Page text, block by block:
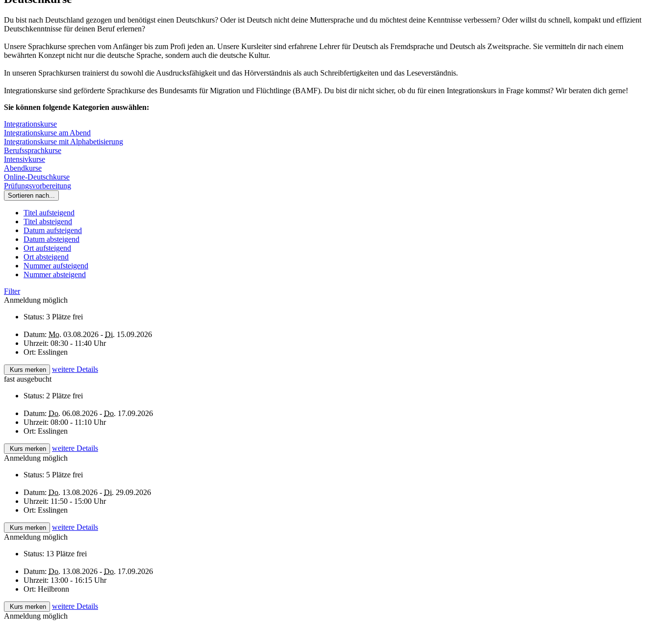
Du bist nach Deutschland gezogen und benötigst einen Deutschkurs? Oder ist Deutsch nicht deine Muttersprache und du möchtest deine Kenntnisse verbessern? Oder willst du schnell, kompakt und effizient
Deutschkenntnisse für deinen Beruf erlernen?
Unsere Sprachkurse sprechen vom Anfänger bis zum Profi jeden an. Unsere Kursleiter sind erfahrene Lehrer für Deutsch als Fremdsprache und Deutsch als Zweitsprache. Sie vermitteln dir nach einem
bewährten Konzept nicht nur die deutsche Sprache, sondern auch die deutsche Kultur.
In unseren Sprachkursen trainierst du sowohl die Ausdrucksfähigkeit und das Hörverständnis als auch Schreibfertigkeiten und das Leseverständnis.
Integrationskurse sind geförderte Sprachkurse des Bundesamts für Migration und Flüchtlinge (BAMF). Du bist dir nicht sicher, ob du für einen Integrationskurs in Frage kommst? Wir beraten dich gerne!
Sie können folgende Kategorien auswählen:
Integrationskurse
Integrationskurse am Abend
Integrationskurse mit Alphabetisierung
Berufssprachkurse
Intensivkurse
Abendkurse
Online-Deutschkurse
Prüfungsvorbereitung
Sortieren nach...
Titel aufsteigend
Titel absteigend
Datum aufsteigend
Datum absteigend
Ort aufsteigend
Ort absteigend
Nummer aufsteigend
Nummer absteigend
Filter
Anmeldung möglich
Status: 3 Plätze frei
Datum: Mo. 03.08.2026 - Di. 15.09.2026
Uhrzeit: 08:30 - 11:40 Uhr
Ort: Esslingen
Kurs merken
weitere Details
fast ausgebucht
Status: 2 Plätze frei
Datum: Do. 06.08.2026 - Do. 17.09.2026
Uhrzeit: 08:00 - 11:10 Uhr
Ort: Esslingen
Kurs merken
weitere Details
Anmeldung möglich
Status: 5 Plätze frei
Datum: Do. 13.08.2026 - Di. 29.09.2026
Uhrzeit: 11:50 - 15:00 Uhr
Ort: Esslingen
Kurs merken
weitere Details
Anmeldung möglich
Status: 13 Plätze frei
Datum: Do. 13.08.2026 - Do. 17.09.2026
Uhrzeit: 13:00 - 16:15 Uhr
Ort: Heilbronn
Kurs merken
weitere Details
Anmeldung möglich